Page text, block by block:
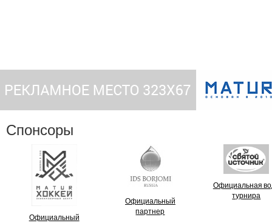
Спонсоры
Официальный
Официальный
партнер
Официальная
турнира